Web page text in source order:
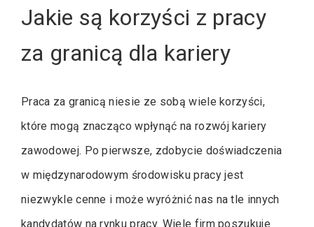
Jakie są korzyści z pracy
za granicą dla kariery
Praca za granicą niesie ze sobą wiele korzyści,
które mogą znacząco wpłynąć na rozwój kariery
zawodowej. Po pierwsze, zdobycie doświadczenia
w międzynarodowym środowisku pracy jest
niezwykle cenne i może wyróżnić nas na tle innych
kandydatów na rynku pracy. Wiele firm poszukuje